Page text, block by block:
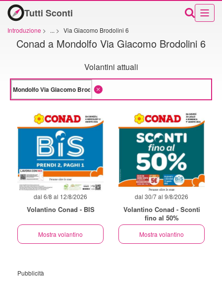
Tutti Sconti
Introduzione > ... > Via Giacomo Brodolini 6
Conad a Mondolfo Via Giacomo Brodolini 6
Volantini attuali
dal 6/8 al 12/8/2026
Volantino Conad - BIS
Mostra volantino
dal 30/7 al 9/8/2026
Volantino Conad - Sconti
fino al 50%
Mostra volantino
Pubblicità